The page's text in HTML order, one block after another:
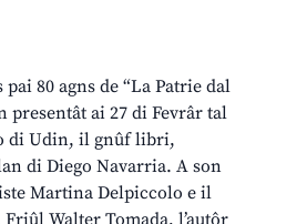
80 agns de “La Patrie dal
presentât ai 27 di Fevrâr tal
di Udin, il gnûf libri,
di Diego Navarria. A son
Martina Delpiccolo e il
Walter Tomada, l’autôr